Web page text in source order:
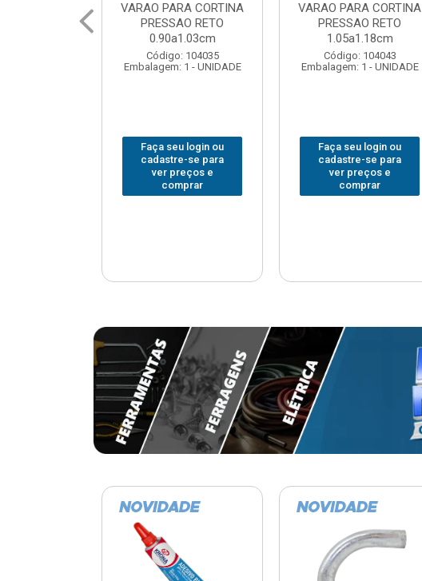
VARAO PARA CORTINA
PRESSAO RETO
1.05a1.18cm
Código: 104043
Embalagem: 1 - UNIDADE
Faça seu login ou
cadastre-se para
ver preços e
comprar
VARAO PARA CORTINA
PRESSAO RETO
1.20a1.33cm
Código: 104051
Embalagem: 1 - UNIDADE
Faça seu login ou
cadastre-se para
ver preços e
comprar